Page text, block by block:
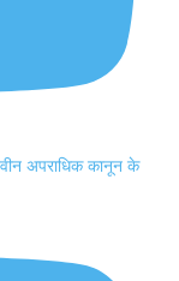
अपराधिक कानून के